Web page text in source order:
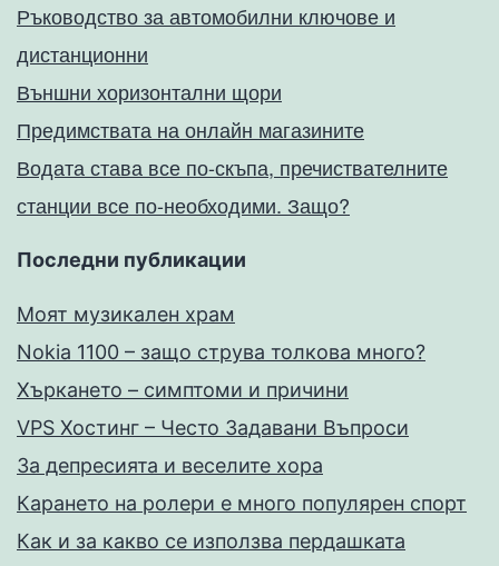
Ръководство за автомобилни ключове и
дистанционни
Външни хоризонтални щори
Предимствата на онлайн магазините
Водата става все по-скъпа, пречиствателните
станции все по-необходими. Защо?
Последни публикации
Моят музикален храм
Nokia 1100 – защо струва толкова много?
Хъркането – симптоми и причини
VPS Хостинг – Често Задавани Въпроси
За депресията и веселите хора
Карането на ролери е много популярен спорт
Как и за какво се използва пердашката